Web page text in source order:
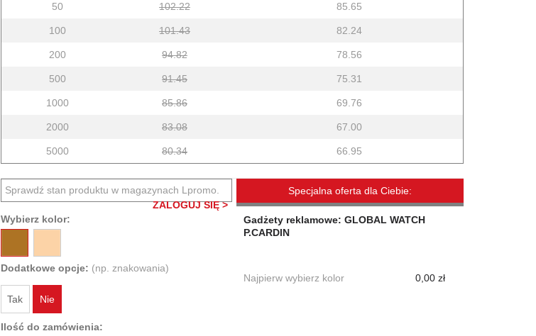
50 102.22 85.65
100 101.43 82.24
200 94.82 78.56
500 91.45 75.31
1000 85.86 69.76
2000 83.08 67.00
5000 80.34 66.95
Sprawdź stan produktu w magazynach Lpromo.
ZALOGUJ SIĘ >
Wybierz kolor:
Dodatkowe opcje: (np. znakowania)
Tak Nie
Ilość do zamówienia:
Specjalna oferta dla Ciebie:
Gadżety reklamowe: GLOBAL WATCH
P.CARDIN
Najpierw wybierz kolor 0,00 zł